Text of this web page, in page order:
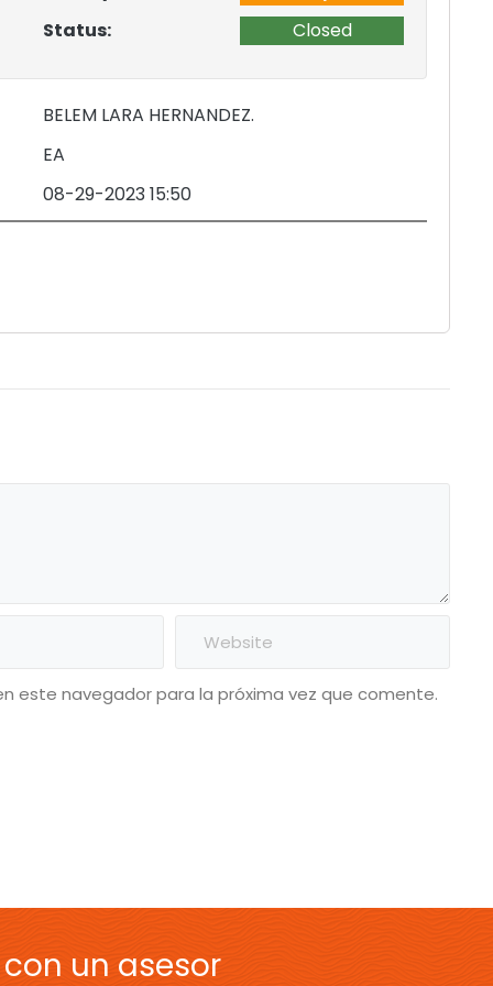
Status:
Closed
BELEM LARA HERNANDEZ.
EA
08-29-2023 15:50
este navegador para la próxima vez que comente.
un asesor